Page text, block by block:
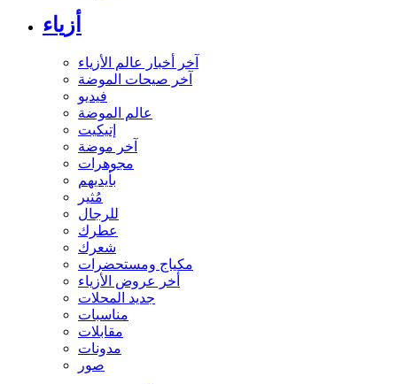
أزياء
آخر أخبار عالم الأزياء
آخر صيحات الموضة
فيديو
عالم الموضة
إتيكيت
آخر موضة
مجوهرات
بأيديهم
مُثير
للرجال
عطرك
شعرك
مكياج ومستحضرات
أخر عروض الأزياء
جديد المحلات
مناسبات
مقابلات
مدونات
صور